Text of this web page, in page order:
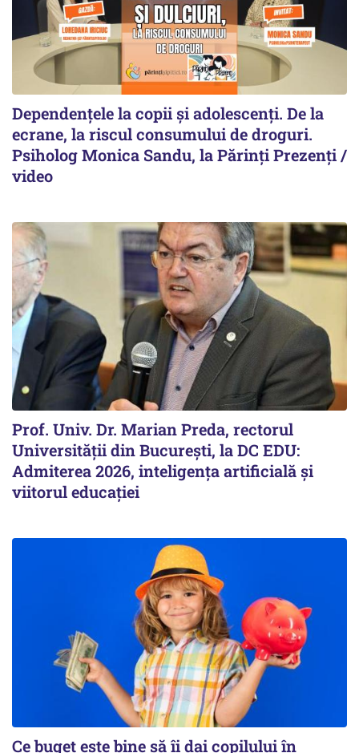
Dependențele la copii și adolescenți. De la
ecrane, la riscul consumului de droguri.
Psiholog Monica Sandu, la Părinți Prezenți /
video
Prof. Univ. Dr. Marian Preda, rectorul
Universității din București, la DC EDU:
Admiterea 2026, inteligența artificială și
viitorul educației
Ce buget este bine să îi dai copilului în